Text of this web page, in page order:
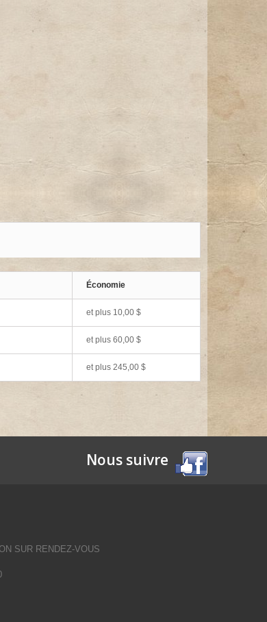
Économie
et plus 10,00 $
et plus 60,00 $
et plus 245,00 $
Nous suivre
SUR RENDEZ-VOUS